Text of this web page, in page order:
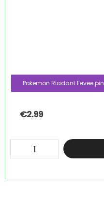
Pokemon Riadant Eevee pin
€2.99